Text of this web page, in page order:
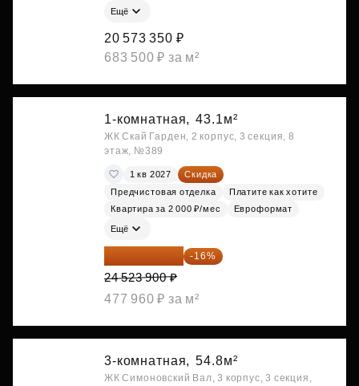
Ещё
20 573 350 ₽
683 500 ₽ за м²
1-комнатная, 43.1м²
ЖК Скай Гарден, 2 корпус, 3 секция, 8
этаж, №389
1 кв 2027
Скидка
Предчистовая отделка
Платите как хотите
Квартира за 2 000 ₽/мес
Евроформат
Ещё
20 600 076 ₽ -16%
24 523 900 ₽
477 960 ₽ за м²
3-комнатная, 54.8м²
ЖК Симоновский Вал, 3 корпус, 3 секция,